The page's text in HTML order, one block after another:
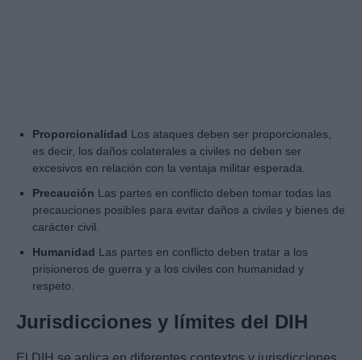
Proporcionalidad Los ataques deben ser proporcionales,
es decir, los daños colaterales a civiles no deben ser
excesivos en relación con la ventaja militar esperada.
Precaución Las partes en conflicto deben tomar todas las
precauciones posibles para evitar daños a civiles y bienes de
carácter civil.
Humanidad Las partes en conflicto deben tratar a los
prisioneros de guerra y a los civiles con humanidad y
respeto.
Jurisdicciones y límites del DIH